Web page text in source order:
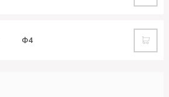
Ф4